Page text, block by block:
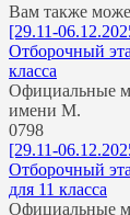
Вам также
[29.11-
Отборочный
класса
Официальные
имени М.
0798
[29.11-
Отборочный
для 11 класса
Официальные